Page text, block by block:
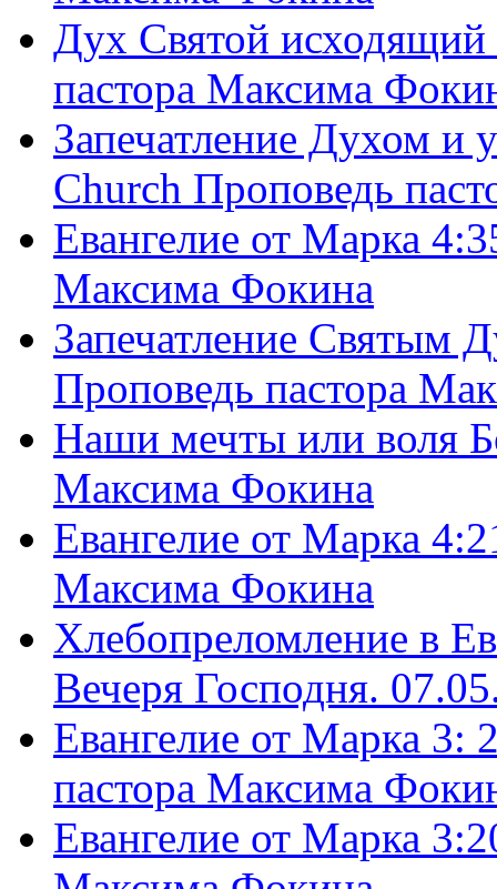
Дух Святой
пастора Максима
Запечатление Духом и
Church Проповедь
Евангелие от Марка
Максима Фокина
Запечатление Святым
Проповедь пастора
Наши мечты или воля
Максима Фокина
Евангелие от Марка
Максима Фокина
Хлебопреломление в
Вечеря Господня.
Евангелие от Марка 3:
пастора Максима
Евангелие от Марка